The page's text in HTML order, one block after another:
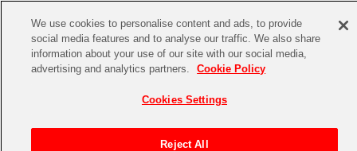
CHANNEL STORE EVENT
アイドルマスターシリーズ
イベントグッズ
We use cookies to personalise content and ads, to provide
social media features and to analyse our traffic. We also share
information about your use of our site with our social media,
advertising and analytics partners.
Cookie Policy
Cookies Settings
Reject All